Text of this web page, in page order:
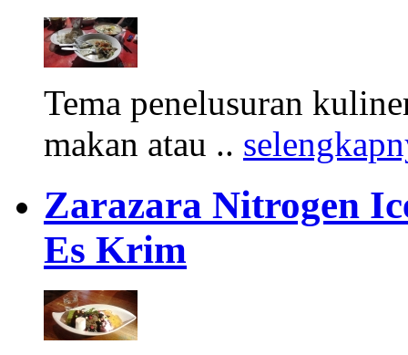
Tema penelusuran
makan atau ..
Zarazara Nitrogen
Es Krim